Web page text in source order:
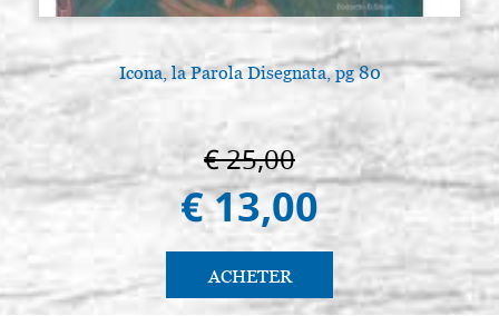
Icona, la Parola Disegnata, pg 80
€ 25,00
€ 13,00
ACHETER